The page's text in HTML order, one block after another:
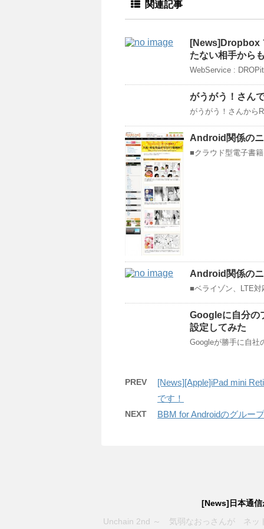
関連記事
[News]Dropbox
たない相手から
WebService :
がうがう！さん
がうがう！さんから
Android関係の
■クラウド型電子書
Android関係の
■ベライゾン、LTE
Googleに自分の
設定してみた
Googleが勝手に自
PREV
[News][Apple]iPad mini
です！
NEXT BBM for Androidのグルー
[News]日本通信
Unchain 2nd ～ 気弱なおっさんが ネッ